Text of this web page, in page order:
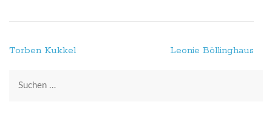
Beitragsnavigation
Torben Kukkel Leonie Böllinghaus
Suchen